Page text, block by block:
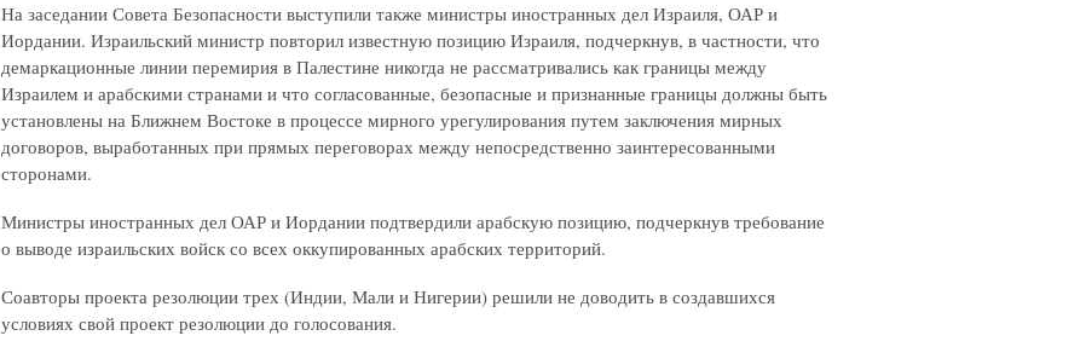
На заседании Совета Безопасности выступили также министры иностранных дел Израиля, ОАР и
Иордании. Израильский министр повторил известную позицию Израиля, подчеркнув, в частности, что
демаркационные линии перемирия в Палестине никогда не рассматривались как границы между
Израилем и арабскими странами и что согласованные, безопасные и признанные границы должны быть
установлены на Ближнем Востоке в процессе мирного урегулирования путем заключения мирных
договоров, выработанных при прямых переговорах между непосредственно заинтересованными
сторонами.
Министры иностранных дел ОАР и Иордании подтвердили арабскую позицию, подчеркнув требование
о выводе израильских войск со всех оккупированных арабских территорий.
Соавторы проекта резолюции трех (Индии, Мали и Нигерии) решили не доводить в создавшихся
условиях свой проект резолюции до голосования.